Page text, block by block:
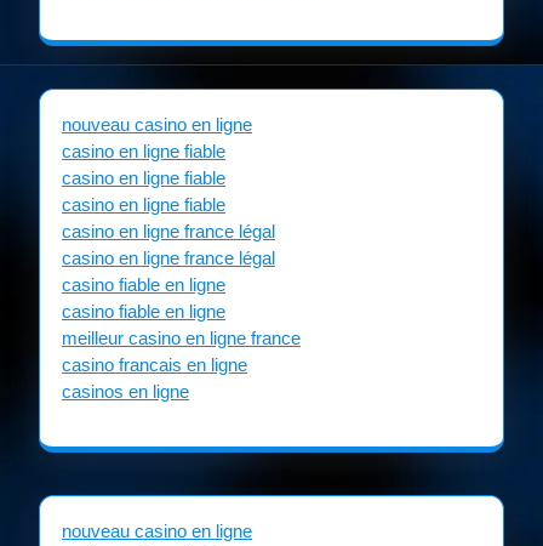
nouveau casino en ligne
casino en ligne fiable
casino en ligne fiable
casino en ligne fiable
casino en ligne france légal
casino en ligne france légal
casino fiable en ligne
casino fiable en ligne
meilleur casino en ligne france
casino francais en ligne
casinos en ligne
nouveau casino en ligne